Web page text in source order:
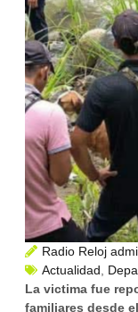
Radio Reloj
Actualidad
La victima fue
familiares desde